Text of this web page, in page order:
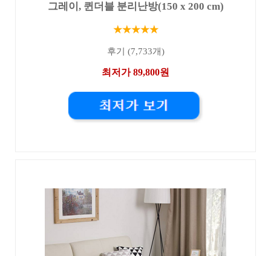
그레이, 퀸더블 분리난방(150 x 200 cm)
★★★★★
후기 (7,733개)
최저가 89,800원